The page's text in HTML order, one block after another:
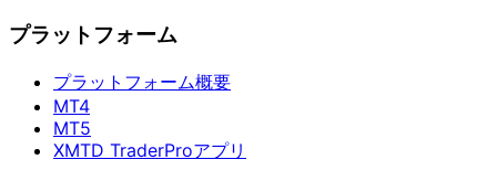
プラットフォーム
プラットフォーム概要
MT4
MT5
XMTD TraderProアプリ